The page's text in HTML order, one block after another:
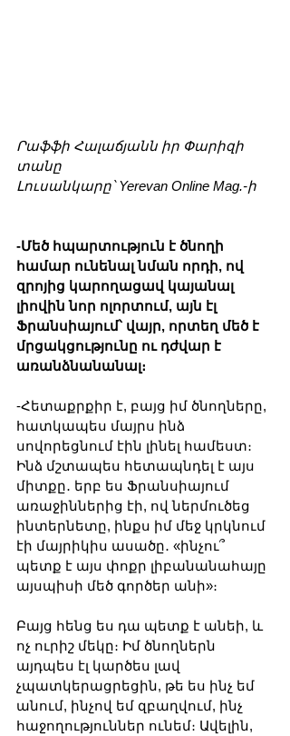
Րաֆֆի Հալաճյանն իր Փարիզի
տանը
Լուսանկարը՝ Yerevan Online Mag.-ի
-Մեծ հպարտություն է ծնողի
համար ունենալ նման որդի, ով
զրոյից կարողացավ կայանալ
լիովին նոր ոլորտում, այն էլ
Ֆրանսիայում՝ վայր, որտեղ մեծ է
մրցակցությունը ու դժվար է
առանձնանանալ։
-Հետաքրքիր է, բայց իմ ծնողները,
հատկապես մայրս ինձ
սովորեցնում էին լինել համեստ։
Ինձ մշտապես հետապնդել է այս
միտքը․ երբ ես Ֆրանսիայում
առաջիններից էի, ով ներմուծեց
ինտերնետը, ինքս իմ մեջ կրկնում
էի մայրիկիս ասածը․ «ինչու՞
պետք է այս փոքր լիբանանահայը
այսպիսի մեծ գործեր անի»։
Բայց հենց ես դա պետք է անեի, և
ոչ ուրիշ մեկը։ Իմ ծնողներն
այդպես էլ կարծես լավ
չպատկերացրեցին, թե ես ինչ եմ
անում, ինչով եմ զբաղվում, ինչ
հաջողություններ ունեմ։ Ավելին,